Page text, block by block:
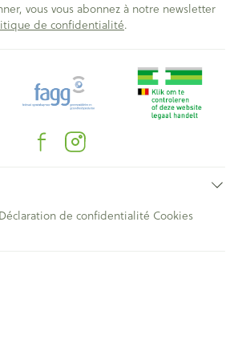
vous vous abonnez à notre newsletter
de confidentialité.
Déclaration de confidentialité Cookies